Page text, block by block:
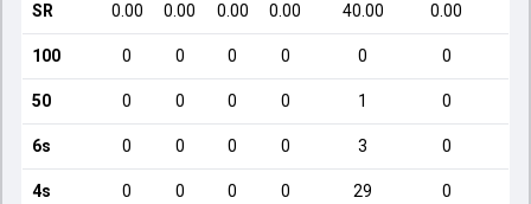
SR 0.00 0.00 0.00 0.00 40.00 0.00
100 0 0 0 0 0 0
50 0 0 0 0 1 0
6s 0 0 0 0 3 0
4s 0 0 0 0 29 0